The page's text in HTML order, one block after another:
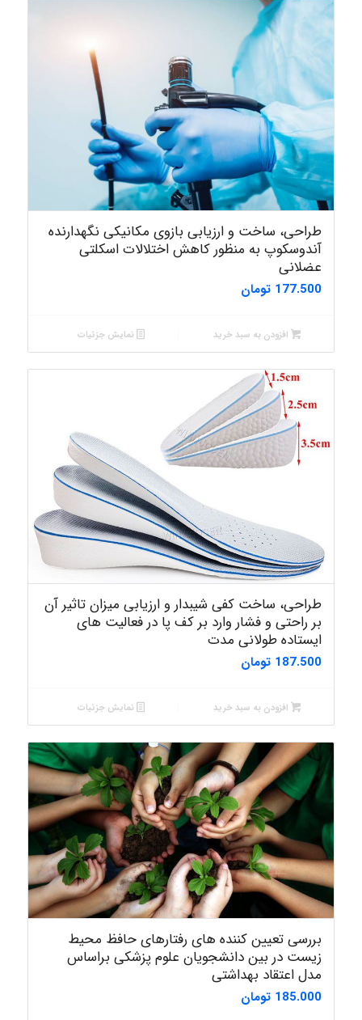
طراحی، ساخت و ارزیابی بازوی مکانیکی نگهدارنده
آندوسکوپ به منظور کاهش اختلالات اسکلتی
عضلانی
177.500 تومان
افزودن به سبد خرید نمایش جزئیات
طراحی، ساخت کفی شیبدار و ارزیابی میزان تاثیر آن
بر راحتی و فشار وارد بر کف پا در فعالیت های
ایستاده طولانی مدت
187.500 تومان
افزودن به سبد خرید نمایش جزئیات
بررسی تعیین‌ کننده‌ های رفتارهای حافظ محیط
زیست در بین دانشجویان علوم پزشکی براساس
مدل اعتقاد بهداشتی
185.000 تومان